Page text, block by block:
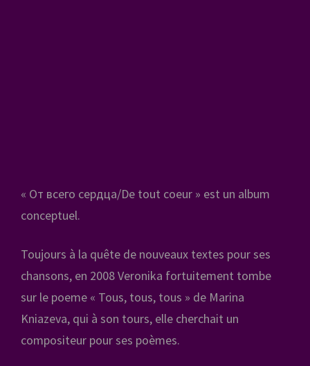
« От всего сердца/De tout coeur » est un album
conceptuel.
Toujours à la quête de nouveaux textes pour ses
chansons, en 2008 Veronika fortuitement tombe
sur le poeme « Tous, tous, tous » de Marina
Kniazeva, qui à son tours, elle cherchait un
compositeur pour ses poèmes.